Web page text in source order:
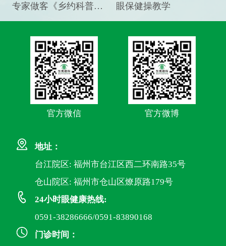
专家做客《乡约科普》栏目，预防孩子近视竟然这么“简单” 眼保健操教学
官方微信 官方微博
地址：
台江院区: 福州市台江区西二环南路35号
仓山院区: 福州市仓山区燎原路179号
24小时眼健康热线:
0591-38286666/0591-83890168
门诊时间：